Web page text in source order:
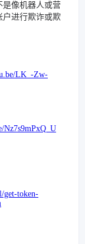
是像机器人或营
户进行欺诈或欺
LK_-Zw-
Nz7s9mPxQ_U
get-token-